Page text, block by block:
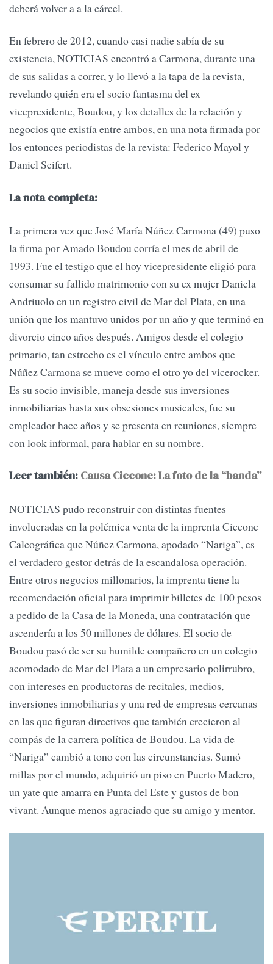
deberá volver a a la cárcel.
En febrero de 2012, cuando casi nadie sabía de su
existencia, NOTICIAS encontró a Carmona, durante una
de sus salidas a correr, y lo llevó a la tapa de la revista,
revelando quién era el socio fantasma del ex
vicepresidente, Boudou, y los detalles de la relación y
negocios que existía entre ambos, en una nota firmada por
los entonces periodistas de la revista: Federico Mayol y
Daniel Seifert.
La nota completa:
La primera vez que José María Núñez Carmona (49) puso
la firma por Amado Boudou corría el mes de abril de
1993. Fue el testigo que el hoy vicepresidente eligió para
consumar su fallido matrimonio con su ex mujer Daniela
Andriuolo en un registro civil de Mar del Plata, en una
unión que los mantuvo unidos por un año y que terminó en
divorcio cinco años después. Amigos desde el colegio
primario, tan estrecho es el vínculo entre ambos que
Núñez Carmona se mueve como el otro yo del vicerocker.
Es su socio invisible, maneja desde sus inversiones
inmobiliarias hasta sus obsesiones musicales, fue su
empleador hace años y se presenta en reuniones, siempre
con look informal, para hablar en su nombre.
Leer también: Causa Ciccone: La foto de la “banda”
NOTICIAS pudo reconstruir con distintas fuentes
involucradas en la polémica venta de la imprenta Ciccone
Calcográfica que Núñez Carmona, apodado “Nariga”, es
el verdadero gestor detrás de la escandalosa operación.
Entre otros negocios millonarios, la imprenta tiene la
recomendación oficial para imprimir billetes de 100 pesos
a pedido de la Casa de la Moneda, una contratación que
ascendería a los 50 millones de dólares. El socio de
Boudou pasó de ser su humilde compañero en un colegio
acomodado de Mar del Plata a un empresario polirrubro,
con intereses en productoras de recitales, medios,
inversiones inmobiliarias y una red de empresas cercanas
en las que figuran directivos que también crecieron al
compás de la carrera política de Boudou. La vida de
“Nariga” cambió a tono con las circunstancias. Sumó
millas por el mundo, adquirió un piso en Puerto Madero,
un yate que amarra en Punta del Este y gustos de bon
vivant. Aunque menos agraciado que su amigo y mentor.